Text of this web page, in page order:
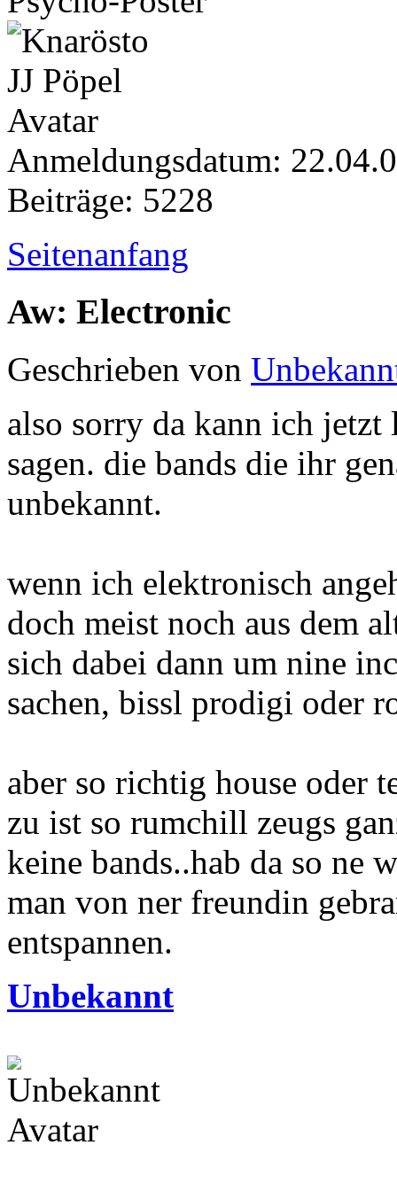
Anmeldungsdatum:
Beiträge: 5228
Seitenanfang
Aw: Electronic
Geschrieben von
also sorry da kann ich
sagen. die bands die ihr
unbekannt.
wenn ich elektronisch
doch meist noch aus dem
sich dabei dann um nine
sachen, bissl prodigi oder
aber so richtig house oder
zu ist so rumchill zeugs
keine bands..hab da so ne
man von ner freundin
entspannen.
Unbekannt